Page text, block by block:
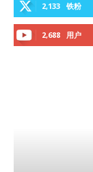
2,133 铁粉
2,688 用户